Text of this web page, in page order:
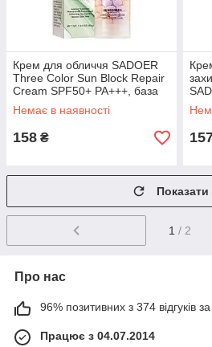
Крем для обличчя SADOER
Three Color Sun Block Repair
Cream SPF50+ PA+++, база
під макіяж, 40 г
Немає в наявності
158 ₴
1 / 2
Про нас
96% позитивних з 374 відгуків за
Працює з 04.07.2014